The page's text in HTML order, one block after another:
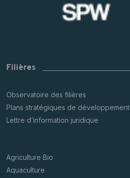
Filières
Observatoire des filières
Plans stratégiques de développement
Lettre d’information juridique
Agriculture Bio
Aquaculture